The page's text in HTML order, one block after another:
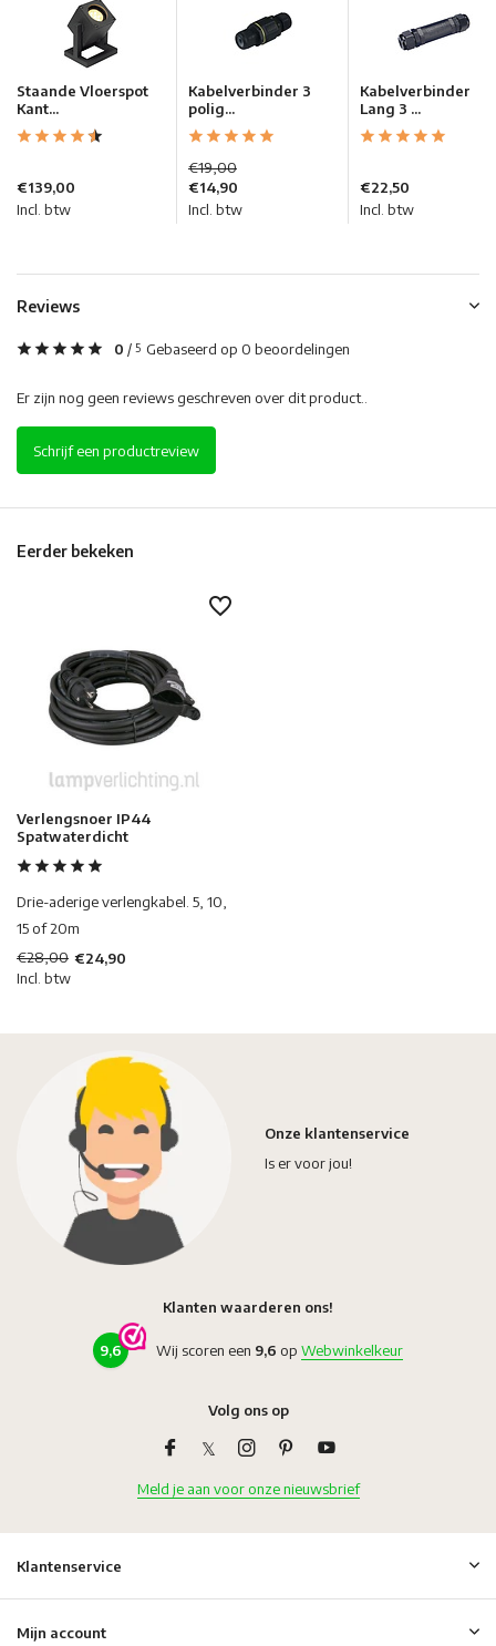
Staande Vloerspot
Kant...
€139,00
Incl. btw
Kabelverbinder 3
polig...
€19,00
€14,90
Incl. btw
Kabelverbinder
Lang 3 ...
€22,50
Incl. btw
Reviews
0 / 5 Gebaseerd op 0 beoordelingen
Er zijn nog geen reviews geschreven over dit product..
Schrijf een productreview
Eerder bekeken
Verlengsnoer IP44
Spatwaterdicht
Drie-aderige verlengkabel. 5, 10,
15 of 20m
€28,00 €24,90
Incl. btw
Onze klantenservice
Is er voor jou!
Klanten waarderen ons!
9,6 Wij scoren een 9,6 op Webwinkelkeur
Volg ons op
Meld je aan voor onze nieuwsbrief
Klantenservice
Mijn account